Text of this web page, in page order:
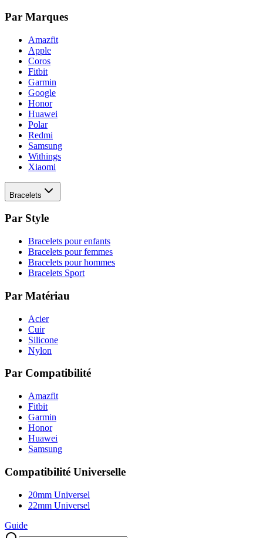
Par Marques
Amazfit
Apple
Coros
Fitbit
Garmin
Google
Honor
Huawei
Polar
Redmi
Samsung
Withings
Xiaomi
Bracelets
Par Style
Bracelets pour enfants
Bracelets pour femmes
Bracelets pour hommes
Bracelets Sport
Par Matériau
Acier
Cuir
Silicone
Nylon
Par Compatibilité
Amazfit
Fitbit
Garmin
Honor
Huawei
Samsung
Compatibilité Universelle
20mm Universel
22mm Universel
Guide